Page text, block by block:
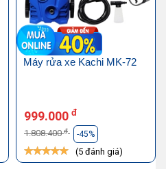
Máy rửa xe Kachi MK-72
999.000 đ
1.808.400đ -45%
(5 đánh giá)